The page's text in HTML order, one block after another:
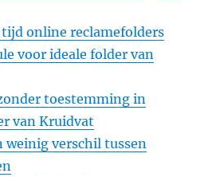
online reclamefolders
voor ideale folder van
toestemming in
van Kruidvat
weinig verschil tussen